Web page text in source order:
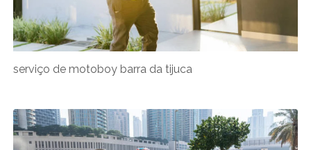
serviço de motoboy barra da tijuca